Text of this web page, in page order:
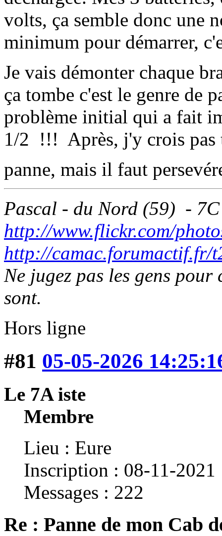
volts, ça semble donc une
minimum pour démarrer,
Je vais démonter chaque
ça tombe c'est le genre de
problème initial qui a fait
1/2 !!! Après, j'y crois pas
panne, mais il faut
Pascal - du Nord (59) -
http://www.flickr.com/
http://
Ne jugez pas les gens
sont.
Hors ligne
#81 05-05-2026
Le 7A iste
Membre
Lieu : Eure
Inscription : 08-11-2021
Messages : 222
Re : Panne de mon Cab